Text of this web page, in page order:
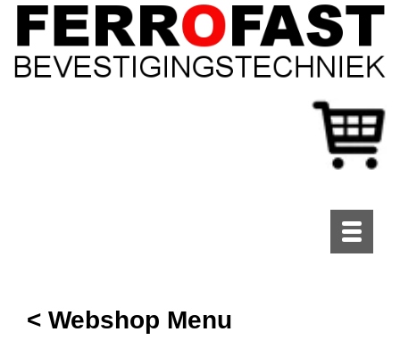
Toggle
< Webshop Menu